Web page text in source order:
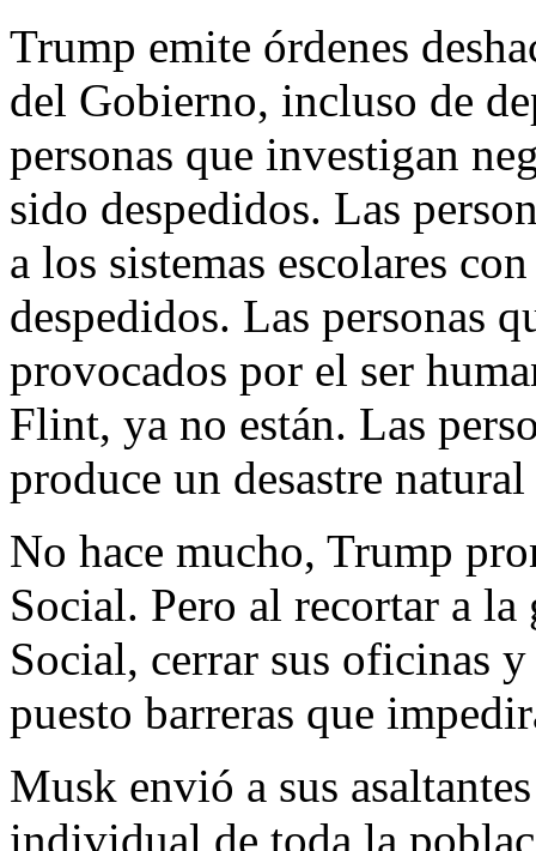
Trump emite órdenes
del Gobierno, incluso de
personas que investigan
sido despedidos. Las
a los sistemas escolares
despedidos. Las personas
provocados por el ser
Flint, ya no están. Las
produce un desastre
No hace mucho, Trump
Social. Pero al recortar a
Social, cerrar sus oficinas
puesto barreras que
Musk envió a sus
individual de toda la